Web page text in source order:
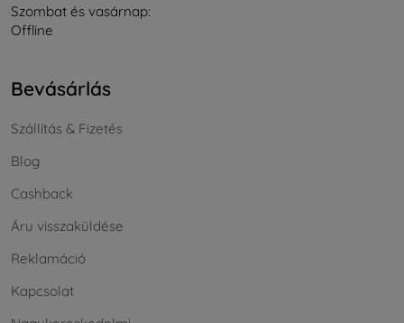
Szombat és vasárnap:
Offline
Bevásárlás
Szállítás & Fizetés
Blog
Cashback
Áru visszaküldése
Reklamáció
Kapcsolat